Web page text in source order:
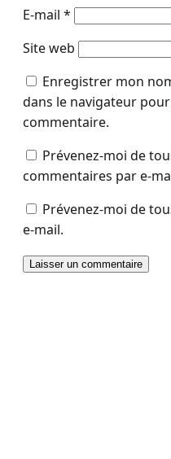
E-mail *
Site web
Enregistrer mon
dans le navigateur
commentaire.
Prévenez-moi de
commentaires par e-
Prévenez-moi de
e-mail.